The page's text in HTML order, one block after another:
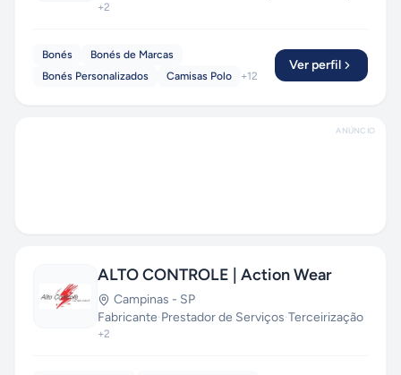
+2
Bonés
Bonés de Marcas
Bonés Personalizados
Camisas Polo +12
Ver perfil
ANÚNCIO
ALTO CONTROLE | Action Wear
Campinas - SP
Fabricante·Prestador de Serviços·Terceirização
+2